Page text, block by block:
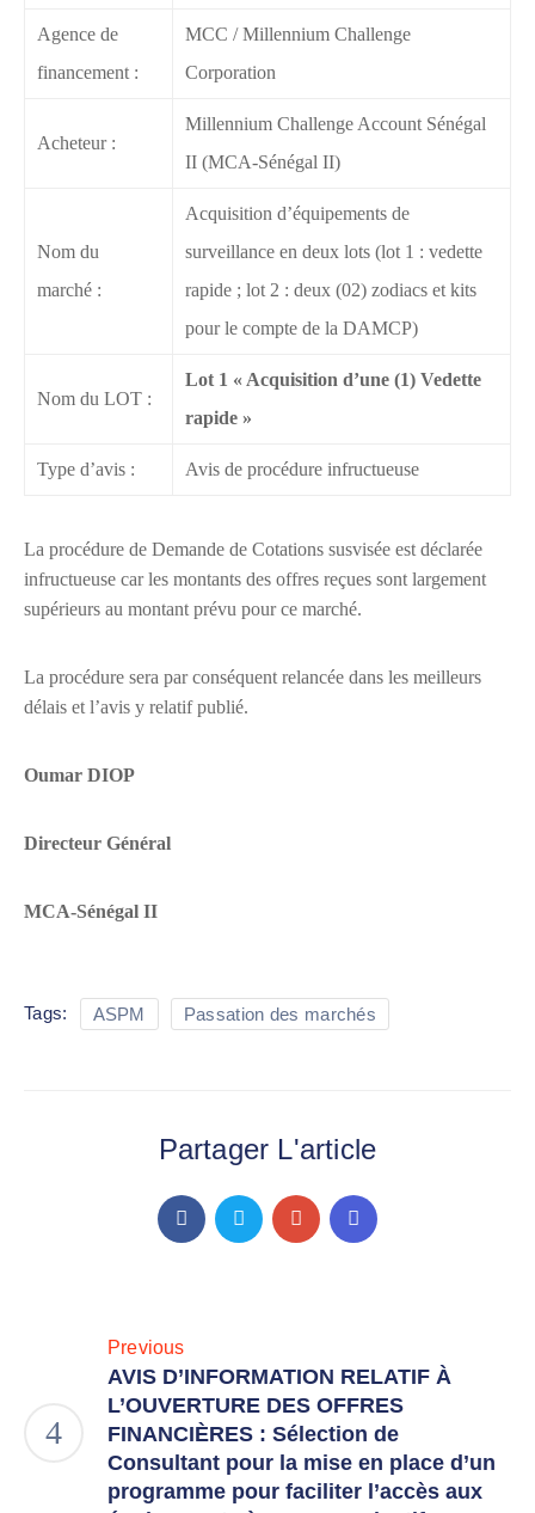
Agence de
financement :
MCC / Millennium Challenge
Corporation
Acheteur :
Millennium Challenge Account Sénégal
II (MCA-Sénégal II)
Nom du
marché :
Acquisition d’équipements de
surveillance en deux lots (lot 1 : vedette
rapide ; lot 2 : deux (02) zodiacs et kits
pour le compte de la DAMCP)
Nom du LOT :
Lot 1 « Acquisition d’une (1) Vedette
rapide »
Type d’avis : Avis de procédure infructueuse
La procédure de Demande de Cotations susvisée est déclarée
infructueuse car les montants des offres reçues sont largement
supérieurs au montant prévu pour ce marché.
La procédure sera par conséquent relancée dans les meilleurs
délais et l’avis y relatif publié.
Oumar DIOP
Directeur Général
MCA-Sénégal II
Tags: ASPM Passation des marchés
Partager L'article
Previous
AVIS D’INFORMATION RELATIF À
L’OUVERTURE DES OFFRES
FINANCIÈRES : Sélection de
Consultant pour la mise en place d’un
programme pour faciliter l’accès aux